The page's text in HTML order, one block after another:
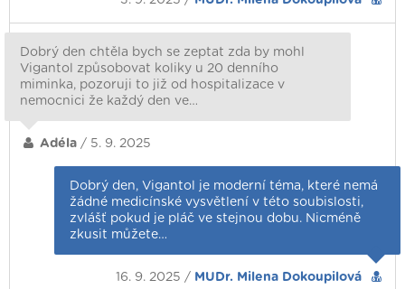
Dobrý den chtěla bych se zeptat zda by mohl
Vigantol způsobovat koliky u 20 denního
miminka, pozoruji to již od hospitalizace v
nemocnici že každý den ve…
Adéla / 5. 9. 2025
Dobrý den, Vigantol je moderní téma, které nemá
žádné medicínské vysvětlení v této soubislosti,
zvlášť pokud je pláč ve stejnou dobu. Nicméně
zkusit můžete…
16. 9. 2025 / MUDr. Milena Dokoupilová